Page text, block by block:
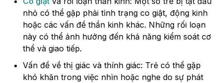
nhỏ có thể gặp phải tình trạng co giật, động kinh
hoặc các vấn đề thần kinh khác. Những rối loạn
này có thể ảnh hưởng đến khả năng kiểm soát cơ
thể và giao tiếp.
Vấn đề về thị giác và thính giác: Trẻ có thể gặp
khó khăn trong việc nhìn hoặc nghe do sự phát